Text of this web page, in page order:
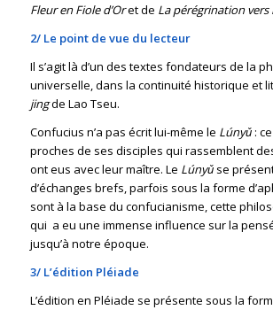
Fleur en Fiole d’Oret de La pérégrination vers
2/ Le point de vue du lecteur
Il s’agit là d’un des textes fondateurs de la
universelle, dans la continuité historique et
jingde Lao Tseu.
Confucius n’a pas écrit lui-même le Lúnyǔ:
proches de ses disciples qui rassemblent
ont eus avec leur maître. Le Lúnyǔse
d’échanges brefs, parfois sous la forme
sont à la base du confucianisme, cette
qui a eu une immense influence sur la
jusqu’à notre époque.
3/ L’édition Pléiade
L’édition en Pléiade se présente sous la